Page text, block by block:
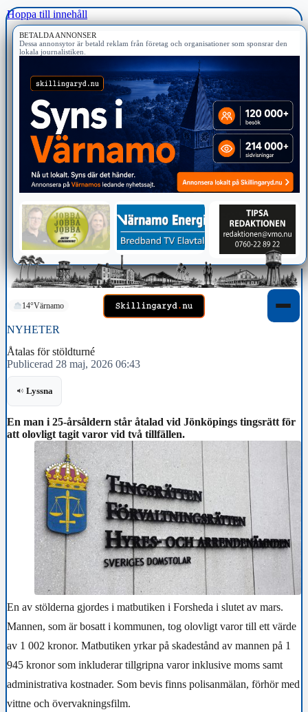
Hoppa till innehåll
BETALDA ANNONSER
Dessa annonsytor är betald reklam från företag och organisationer som sponsrar den
lokala journalistiken.
14°Värnamo
NYHETER
Åtalas för stöldturné
Publicerad 28 maj, 2026 06:43
Lyssna
En man i 25-årsåldern står åtalad vid Jönköpings tingsrätt för
att olovligt tagit varor vid två tillfällen.
En av stölderna gjordes i matbutiken i Forsheda i slutet av mars.
Mannen, som är bosatt i kommunen, tog olovligt varor till ett värde
av 1 002 kronor. Matbutiken yrkar på skadestånd av mannen på 1
945 kronor som inkluderar tillgripna varor inklusive moms samt
administrativa kostnader. Som bevis finns polisanmälan, förhör med
vittne och övervakningsfilm.